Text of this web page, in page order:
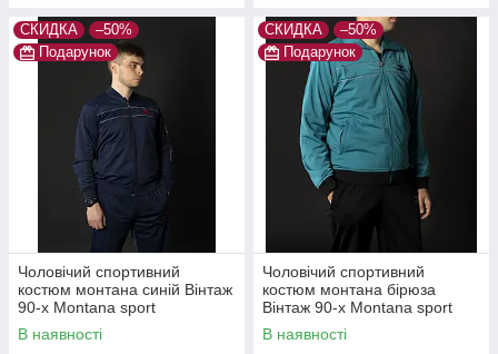
СКИДКА
–50%
Подарунок
Чоловічий спортивний
костюм монтана синій Вінтаж
90-х Montana sport
Туреччина Спортивні
костюми великі розміри
В наявності
СКИДКА
–50%
Подарунок
Чоловічий спортивний
костюм монтана бірюза
Вінтаж 90-х Montana sport
Туреччина Спортивні
костюми великі розміри
В наявності